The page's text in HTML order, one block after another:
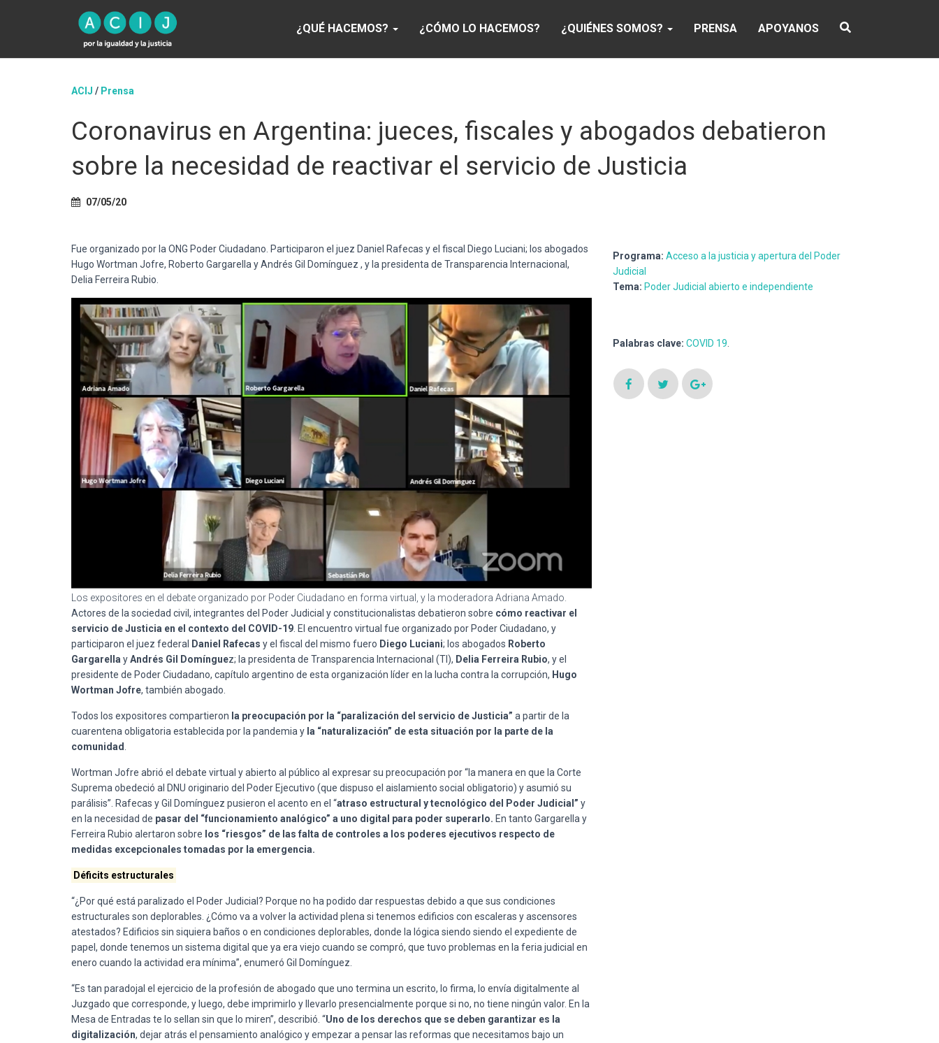
¿QUÉ HACEMOS? ¿CÓMO LO HACEMOS? ¿QUIÉNES SOMOS? PRENSA APOYANOS
ACIJ / Prensa
Coronavirus en Argentina: jueces, fiscales y abogados debatieron
sobre la necesidad de reactivar el servicio de Justicia
07/05/20
Fue organizado por la ONG Poder Ciudadano. Participaron el juez Daniel Rafecas y el fiscal Diego Luciani; los abogados
Hugo Wortman Jofre, Roberto Gargarella y Andrés Gil Domínguez , y la presidenta de Transparencia Internacional,
Delia Ferreira Rubio.
Los expositores en el debate organizado por Poder Ciudadano en forma virtual, y la moderadora Adriana Amado.
Actores de la sociedad civil, integrantes del Poder Judicial y constitucionalistas debatieron sobre cómo reactivar el
servicio de Justicia en el contexto del COVID-19 . El encuentro virtual fue organizado por Poder Ciudadano, y
participaron el juez federal
Daniel Rafecas y el fiscal del mismo fuero Diego Luciani; los abogados Roberto
Gargarella yAndrés Gil Domínguez; la presidenta de Transparencia Internacional (TI), Delia Ferreira Rubio, y el
presidente de Poder Ciudadano, capítulo argentino de esta organización líder en la lucha contra la corrupción, Hugo
Wortman Jofre, también abogado.
Todos los expositores compartieron la preocupación por la “paralización del servicio de Justicia” a partir de la
cuarentena obligatoria establecida por la pandemia y la “naturalización” de esta situación por la parte de la
comunidad
Wortman Jofre abrió el debate virtual y abierto al público al expresar su preocupación por “la manera en que la Corte
Suprema obedeció al DNU originario del Poder Ejecutivo (que dispuso el aislamiento social obligatorio) y asumió su
parálisis”. Rafecas y Gil Domínguez pusieron el acento en el “atraso estructural y tecnológico del Poder Judicial” y
en la necesidad de pasar del “funcionamiento analógico” a uno digital para poder superarlo. En tanto Gargarella y
Ferreira Rubio alertaron sobre los “riesgos” de las falta de controles a los poderes ejecutivos respecto de
medidas excepcionales tomadas por la emergencia.
Déficits estructurales
“¿Por qué está paralizado el Poder Judicial? Porque no ha podido dar respuestas debido a que sus condiciones
estructurales son deplorables. ¿Cómo va a volver la actividad plena si tenemos edificios con escaleras y ascensores
atestados? Edificios sin siquiera baños o en condiciones deplorables, donde la lógica siendo siendo el expediente de
papel, donde tenemos un sistema digital que ya era viejo cuando se compró, que tuvo problemas en la feria judicial en
enero cuando la actividad era mínima”, enumeró Gil Domínguez.
“Es tan paradojal el ejercicio de la profesión de abogado que uno termina un escrito, lo firma, lo envía digitalmente al
Juzgado que corresponde, y luego, debe imprimirlo y llevarlo presencialmente porque si no, no tiene ningún valor. En la
Mesa de Entradas te lo sellan sin que lo miren”, describió. “Uno de los derechos que se deben garantizar es la
digitalización, dejar atrás el pensamiento analógico y empezar a pensar las reformas que necesitamos bajo un
Programa: Acceso a la justicia y apertura del Poder
Judicial
Tema: Poder Judicial abierto e independiente
Palabras clave: COVID 19